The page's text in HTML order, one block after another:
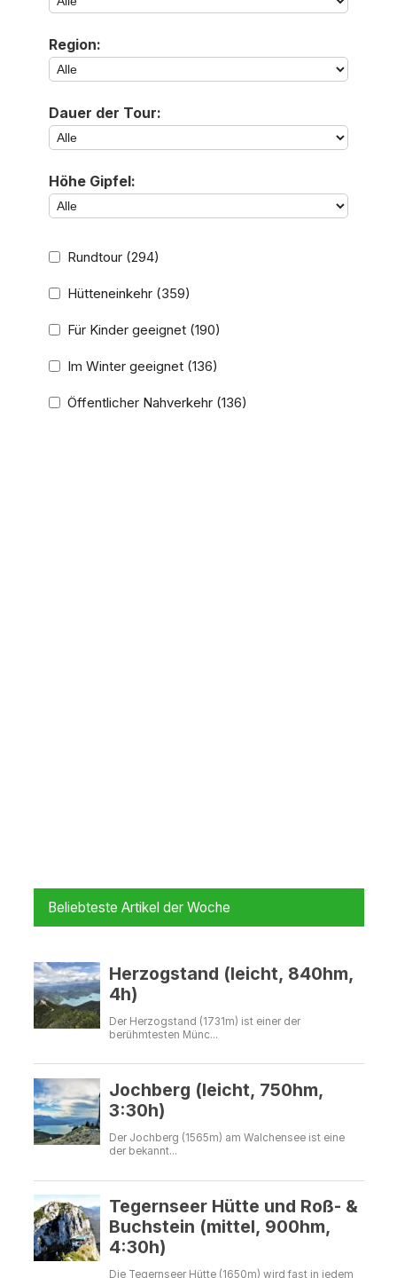
Region:
Dauer der Tour:
Höhe Gipfel:
Rundtour (294)
Hütteneinkehr (359)
Für Kinder geeignet (190)
Im Winter geeignet (136)
Öffentlicher Nahverkehr (136)
Beliebteste Artikel der Woche